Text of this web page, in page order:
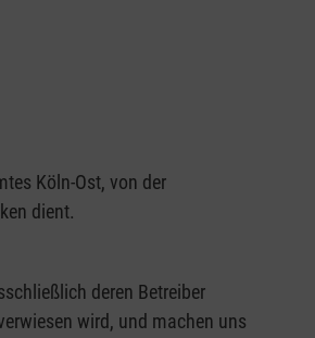
Köln-Ost, von der
dient.
deren Betreiber
wird, und machen uns